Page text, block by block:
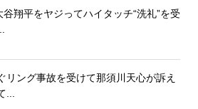
谷翔平をヤジってハイタッチ“洗礼”を受
ング事故を受けて那須川天心が訴え